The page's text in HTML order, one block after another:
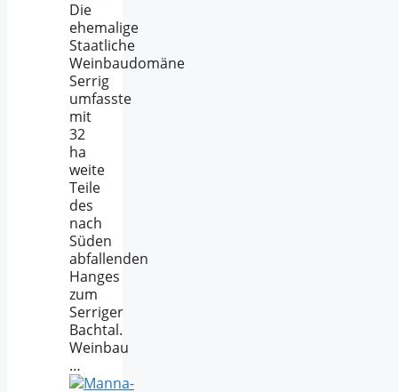
Die
ehemalige
Staatliche
Weinbaudomäne
Serrig
umfasste
mit
32
ha
weite
Teile
des
nach
Süden
abfallenden
Hanges
zum
Serriger
Bachtal.
Weinbau
…